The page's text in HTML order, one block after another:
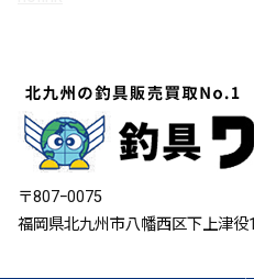
〒807ｰ0075
福岡県北九州市八幡西区下上津役